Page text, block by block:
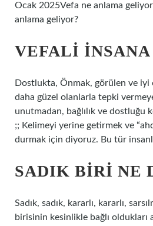
Ocak 2025Vefa ne anlama
anlama geliyor?
VEFALI INSANA
Dostlukta, Önmak, görülen ve iyi
daha güzel olanlarla tepki
unutmadan, bağlılık ve dostluğu
;; Kelimeyi yerine getirmek ve
durmak için diyoruz. Bu tür
SADIK BIRI NE
Sadık, sadık, kararlı, kararlı,
birisinin kesinlikle bağlı oldukları